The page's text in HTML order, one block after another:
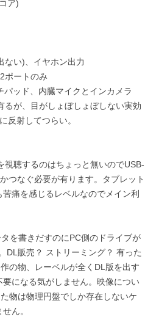
ア)
ない)、イヤホン出力
ポートのみ
ッド、内臓マイクとインカメラ
が、目がしょぼしょぼしない実効
反射してつらい。
聴するのはちょっと無いのでUSB-
つなぐ必要が有ります。タブレット
痛を感じるレベルなのでメイン利
を書きだすのにPC側のドライブが
DL販売？ ストリーミング？ 有った
の物、レーベルが全くDL版を出す
になる気がしません。映像につい
物は物理円盤でしか存在しないケ
ん。